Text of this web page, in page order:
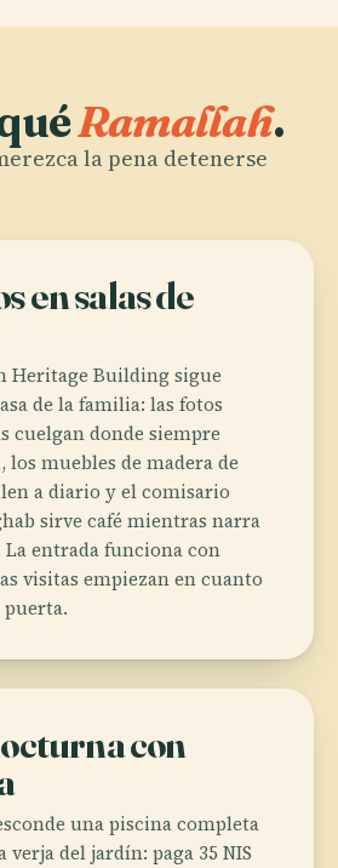
Ramallah.
la pena detenerse
en salas de
Heritage Building sigue
de la familia: las fotos
cuelgan donde siempre
los muebles de madera de
a diario y el comisario
sirve café mientras narra
entrada funciona con
visitas empiezan en cuanto
puerta.
con
una piscina completa
verja del jardín: paga 35 NIS